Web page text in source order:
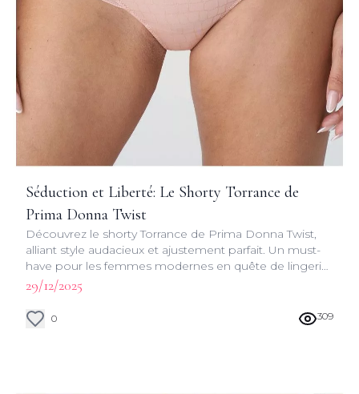
Séduction et Liberté: Le Shorty Torrance de
Prima Donna Twist
Découvrez le shorty Torrance de Prima Donna Twist,
alliant style audacieux et ajustement parfait. Un must-
have pour les femmes modernes en quête de lingerie
sophistiquée et confortable.
29/12/2025
0 309